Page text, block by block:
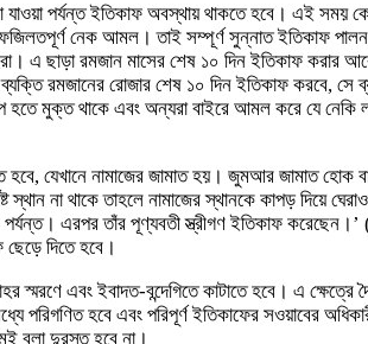
যাওয়া পর্যন্ত ইতিকাফ অবস্থায় থাকতে হবে। এই
নেক আমল। তাই সম্পূর্ণ সুন্নাত ইতিকাফ
এ ছাড়া রমজান মাসের শেষ ১০ দিন ইতিকাফ
রমজানের রোজার শেষ ১০ দিন ইতিকাফ করবে,
হতে মুক্ত থাকে এবং অন্যরা বাইরে আমল করে যে
যেখানে নামাজের জামাত হয়। জুমআর জামাত হোক
স্থান না থাকে তাহলে নামাজের স্থানকে কাপড় দিয়ে
এরপর তাঁর পূণ্যবতী স্ত্রীগণ ইতিকাফ
দিতে হবে।
স্মরণে এবং ইবাদত-বন্দেগিতে কাটাতে হবে। এ
পরিগণিত হবে এবং পরিপূর্ণ ইতিকাফের সওয়াবের
বলা দুরস্ত হবে না।